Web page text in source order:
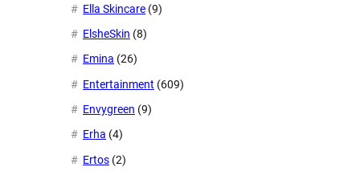
Ella Skincare (9)
ElsheSkin (8)
Emina (26)
Entertainment (609)
Envygreen (9)
Erha (4)
Ertos (2)